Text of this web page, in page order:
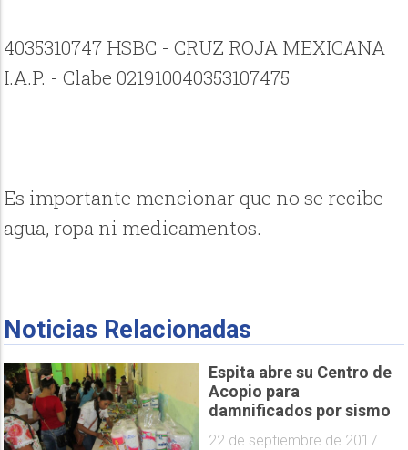
4035310747 HSBC - CRUZ ROJA MEXICANA
I.A.P. - Clabe 021910040353107475
Es importante mencionar que no se recibe
agua, ropa ni medicamentos.
Noticias Relacionadas
Espita abre su Centro de
Acopio para
damnificados por sismo
22 de septiembre de 2017